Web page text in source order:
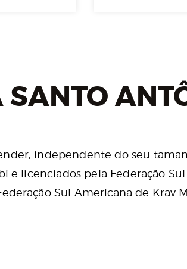
independente do seu
e licenciados pela Federação
Sul Americana de Krav